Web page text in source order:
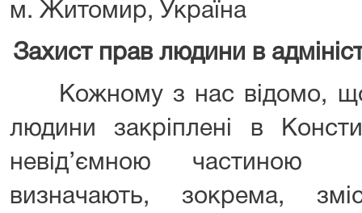
м. Житомир, Україна
Захист прав людини в
Кожному з нас відомо, що
людини закріплені в
невід’ємною частиною
визначають, зокрема,